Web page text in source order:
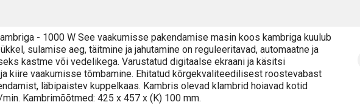
- 1000 W See vaakumisse pakendamise masin koos kambriga kuulub
sulamise aeg, täitmine ja jahutamine on reguleeritavad, automaatne ja
kastme või vedelikega. Varustatud digitaalse ekraani ja käsitsi
kiire vaakumisse tõmbamine. Ehitatud kõrgekvaliteedilisest roostevabast
läbipaistev kuppelkaas. Kambris olevad klambrid hoiavad kotid
Kambrimõõtmed: 425 x 457 x (K) 100 mm.